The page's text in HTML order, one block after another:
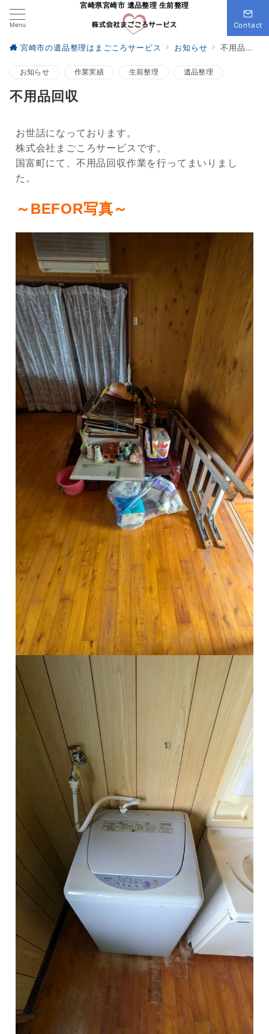
Menu
宮崎県宮崎市 遺品整理 生前整理
Contact
宮崎市の遺品整理はまごころサービス お知らせ 不用品回収
お知らせ 作業実績 生前整理 遺品整理
不用品回収
お世話になっております。
株式会社まごころサービスです。
国富町にて、不用品回収作業を行ってまいりまし
た。
～BEFOR写真～